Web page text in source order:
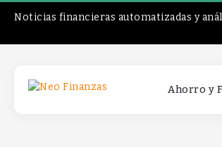
Noticias financieras automatizadas y
Ahorro y